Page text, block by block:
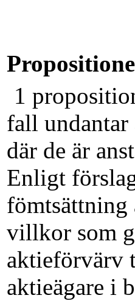
1
fall
där de är
Enligt
fömt­sättning
villkor som
aktieförvärv
aktieägare i